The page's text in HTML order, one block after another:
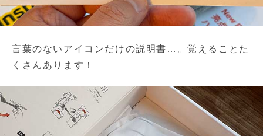
言葉のないアイコンだけの説明書…。覚えることた
くさんあります！